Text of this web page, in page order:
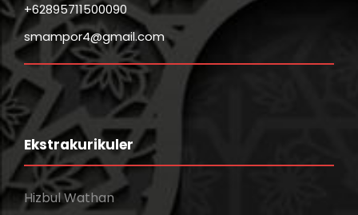
+62895711500090
smampor4@gmail.com
Ekstrakurikuler
Hizbul Wathan